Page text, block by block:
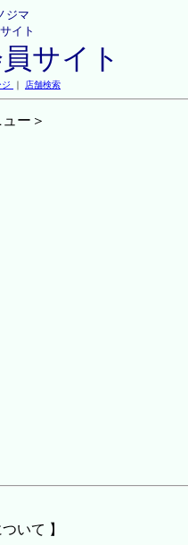
ジマ
イト
サイト
｜ 店舗検索
ー＞
いて 】